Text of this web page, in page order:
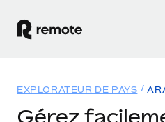
EXPLORATEUR DE PAYS
Gérez